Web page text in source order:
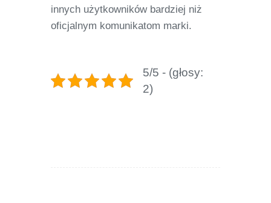
innych użytkowników bardziej niż
oficjalnym komunikatom marki.
5/5 - (głosy:
2)